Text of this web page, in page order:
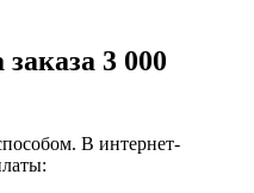
3 000
В интернет-